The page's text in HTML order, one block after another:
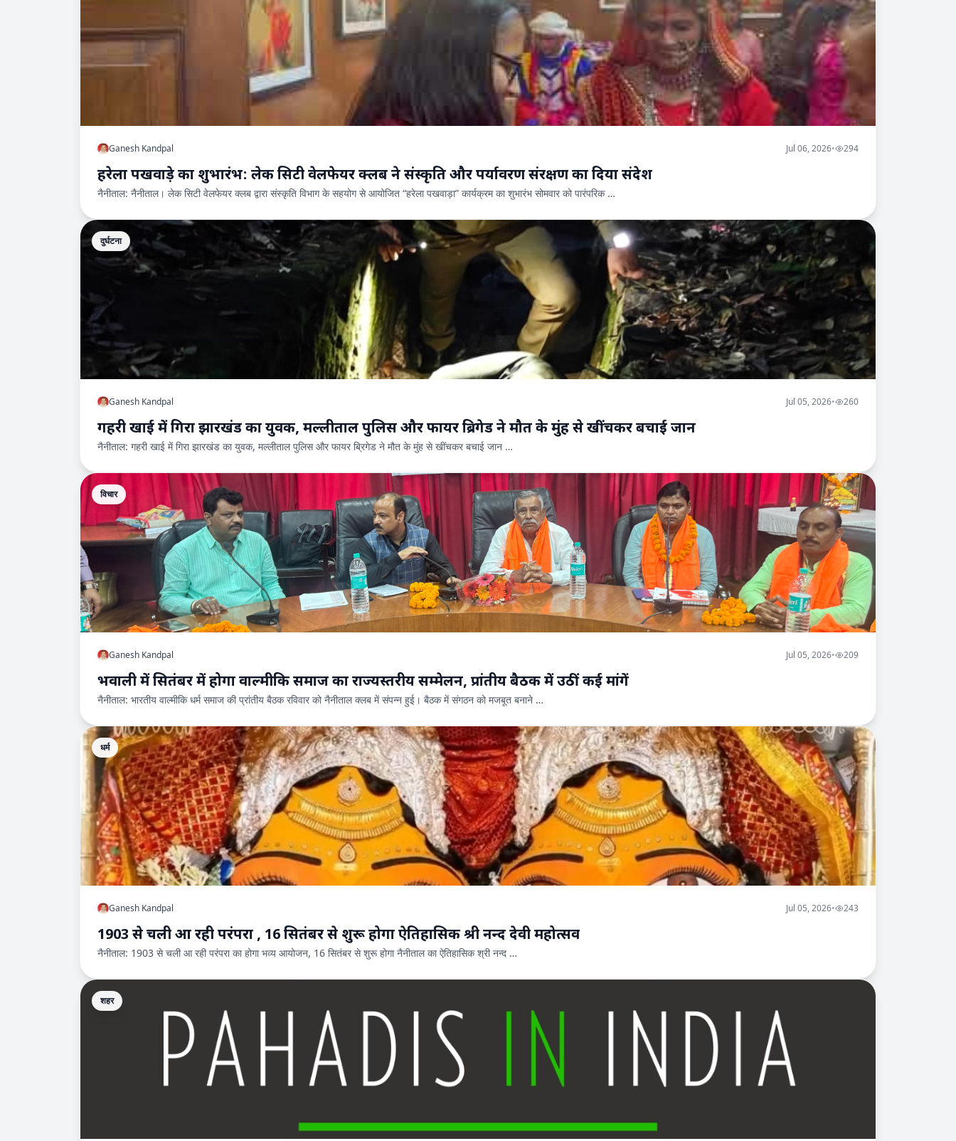
Ganesh Kandpal Jul 06, 2026• 294
हरेला पखवाड़े का शुभारंभ: लेक सिटी वेलफेयर क्लब ने संस्कृति और पर्यावरण संरक्षण का दिया संदेश
नैनीताल: नैनीताल। लेक सिटी वेलफेयर क्लब द्वारा संस्कृति विभाग के सहयोग से आयोजित “हरेला पखवाड़ा” कार्यक्रम का शुभारंभ सोमवार को पारंपरिक …
दुर्घटना
Ganesh Kandpal Jul 05, 2026• 260
गहरी खाई में गिरा झारखंड का युवक, मल्लीताल पुलिस और फायर ब्रिगेड ने मौत के मुंह से खींचकर बचाई जान
नैनीताल: गहरी खाई में गिरा झारखंड का युवक, मल्लीताल पुलिस और फायर ब्रिगेड ने मौत के मुंह से खींचकर बचाई जान …
विचार
Ganesh Kandpal Jul 05, 2026• 209
भवाली में सितंबर में होगा वाल्मीकि समाज का राज्यस्तरीय सम्मेलन, प्रांतीय बैठक में उठीं कई मांगें
नैनीताल: भारतीय वाल्मीकि धर्म समाज की प्रांतीय बैठक रविवार को नैनीताल क्लब में संपन्न हुई। बैठक में संगठन को मजबूत बनाने …
धर्म
Ganesh Kandpal Jul 05, 2026• 243
1903 से चली आ रही परंपरा , 16 सितंबर से शुरू होगा ऐतिहासिक श्री नन्द देवी महोत्सव
नैनीताल: 1903 से चली आ रही परंपरा का होगा भव्य आयोजन, 16 सितंबर से शुरू होगा नैनीताल का ऐतिहासिक श्री नन्द …
शहर